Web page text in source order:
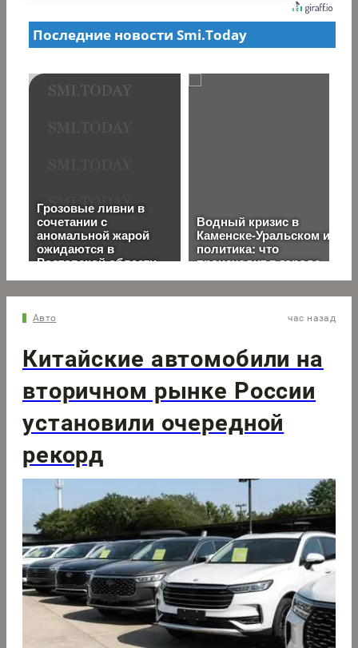
Авто час назад
Китайские автомобили на
вторичном рынке России
установили очередной
рекорд